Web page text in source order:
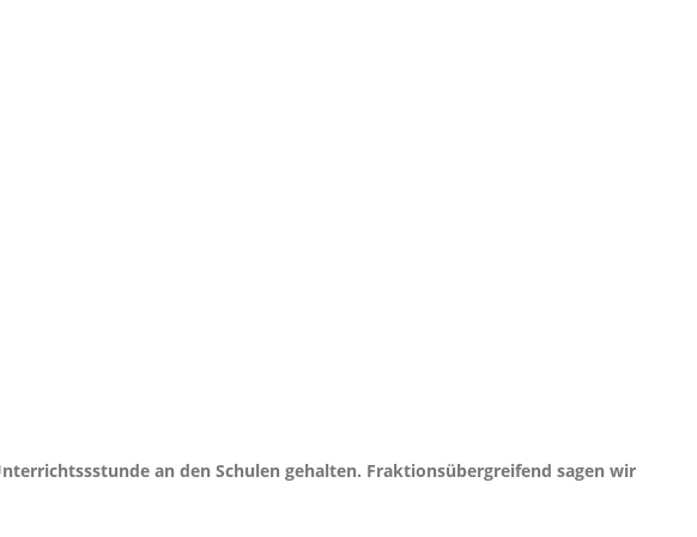
an den Schulen gehalten. Fraktionsübergreifend sagen wir